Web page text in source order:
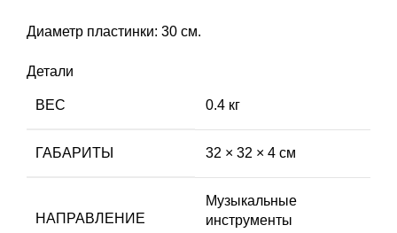
Диаметр пластинки: 30 см.
Детали
ВЕС 0.4 кг
ГАБАРИТЫ 32 × 32 × 4 см
НАПРАВЛЕНИЕ
Музыкальные
инструменты